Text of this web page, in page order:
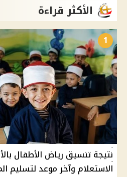
الأكثر قراءة
1
نتيجة تنسيق رياض الأطفال
الاستعلام وآخر موعد لتسليم